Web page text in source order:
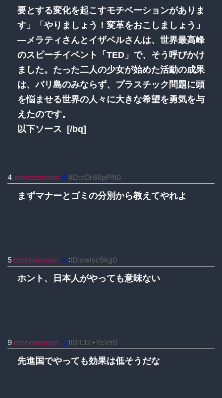
要とする変化を起こすモチベーションがありま
す」「やりましょう！変革をおこしましょう」
―メラティさんとイザベルさんは、世界最高峰
のスピーチイベント「TED」で、そう呼びかけ
ました。たった二人の少女が始めた活動の成果
は、バリ島のみならず、プラスチック問題に頭
を悩ませる世界の人々に大きな希望を勇気を与
えたのです。
以下ソース [/bq]
4 moccosnoon ID:ID:cOr86pPN0
まずマナーとゴミの分別から教えてやれよ
5 moccosnoon ID:ID:swIsc5kg0
ホント、日本人がやっても意味ない
9 moccosnoon ID:ID:L12+YcVz0
先進国でやっても効果は低そうだな